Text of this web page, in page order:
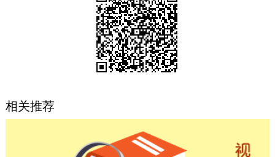
法人服务
利企服务
政民互动
12345网上接诉即办 我要咨询 我要建议
相关推荐